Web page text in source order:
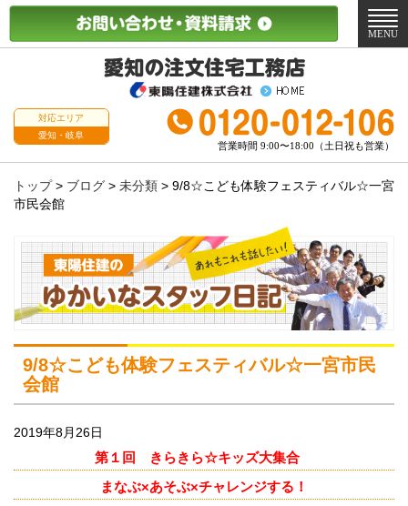
対応エリア
愛知・岐阜
営業時間 9:00〜18:00（土日祝も営業）
メ
ニ
MENU
トップ> ブログ > 未分類 > 9/8☆こども体験フェスティバル☆一宮
市民会館
9/8☆こども体験フェスティバル☆一宮市民
会館
2019年8月26日
第１回 きらきら☆キッズ大集合
まなぶ×あそぶ×チャレンジする！